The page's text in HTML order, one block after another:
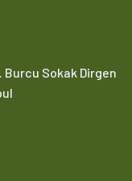
Burcu Sokak Dirgen